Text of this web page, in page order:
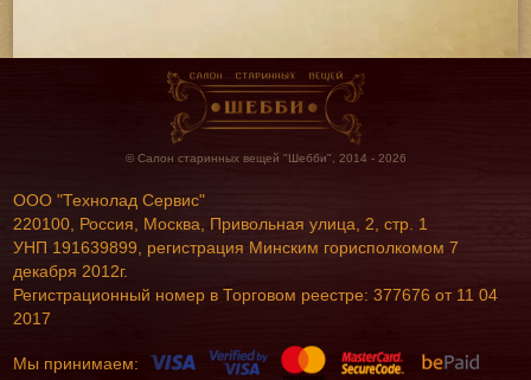
© Салон старинных вещей "Шебби", 2014 - 2026
ООО "Технолад Сервис"
220100, Россия, Москва, Привольная улица, 2, стр. 1
УНП 191639899, регистрация Минским горисполкомом 7
декабря 2012г.
Регистрационный номер в Торговом реестре: 377676 от 11 04
2017
Мы принимаем: